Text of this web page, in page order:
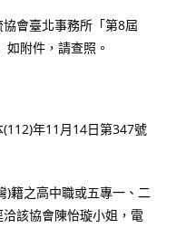
會臺北事務所「第8屆
附件，請查照。
年11月14日第347號
)籍之高中職或五專一、二
該協會陳怡璇小姐，電